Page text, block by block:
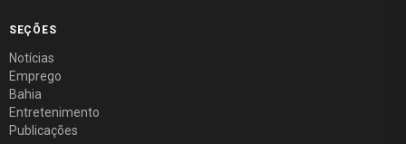
SEÇÕES
Notícias
Emprego
Bahia
Entretenimento
Publicações